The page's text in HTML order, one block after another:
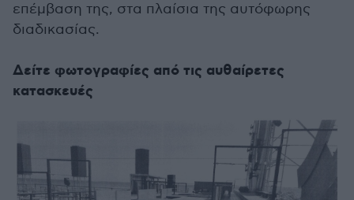
επέμβαση της, στα πλαίσια της αυτόφωρης
διαδικασίας.
Δείτε φωτογραφίες από τις αυθαίρετες
κατασκευές